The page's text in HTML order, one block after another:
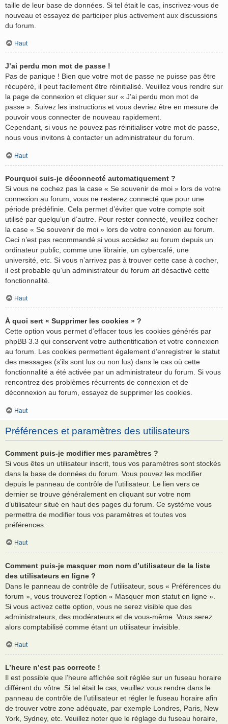
taille de leur base de données. Si tel était le cas, inscrivez-vous de
nouveau et essayez de participer plus activement aux discussions
du forum.
Haut
J’ai perdu mon mot de passe !
Pas de panique ! Bien que votre mot de passe ne puisse pas être
récupéré, il peut facilement être réinitialisé. Veuillez vous rendre sur
la page de connexion et cliquer sur « J’ai perdu mon mot de
passe ». Suivez les instructions et vous devriez être en mesure de
pouvoir vous connecter de nouveau rapidement.
Cependant, si vous ne pouvez pas réinitialiser votre mot de passe,
nous vous invitons à contacter un administrateur du forum.
Haut
Pourquoi suis-je déconnecté automatiquement ?
Si vous ne cochez pas la case « Se souvenir de moi » lors de votre
connexion au forum, vous ne resterez connecté que pour une
période prédéfinie. Cela permet d’éviter que votre compte soit
utilisé par quelqu’un d’autre. Pour rester connecté, veuillez cocher
la case « Se souvenir de moi » lors de votre connexion au forum.
Ceci n’est pas recommandé si vous accédez au forum depuis un
ordinateur public, comme une librairie, un cybercafé, une
université, etc. Si vous n’arrivez pas à trouver cette case à cocher,
il est probable qu’un administrateur du forum ait désactivé cette
fonctionnalité.
Haut
À quoi sert « Supprimer les cookies » ?
Cette option vous permet d’effacer tous les cookies générés par
phpBB 3.3 qui conservent votre authentification et votre connexion
au forum. Les cookies permettent également d’enregistrer le statut
des messages (s’ils sont lus ou non lus) dans le cas où cette
fonctionnalité a été activée par un administrateur du forum. Si vous
rencontrez des problèmes récurrents de connexion et de
déconnexion au forum, essayez de supprimer les cookies.
Haut
Préférences et paramètres des utilisateurs
Comment puis-je modifier mes paramètres ?
Si vous êtes un utilisateur inscrit, tous vos paramètres sont stockés
dans la base de données du forum. Vous pouvez les modifier
depuis le panneau de contrôle de l’utilisateur. Le lien vers ce
dernier se trouve généralement en cliquant sur votre nom
d’utilisateur situé en haut des pages du forum. Ce système vous
permettra de modifier tous vos paramètres et toutes vos
préférences.
Haut
Comment puis-je masquer mon nom d’utilisateur de la liste
des utilisateurs en ligne ?
Dans le panneau de contrôle de l’utilisateur, sous « Préférences du
forum », vous trouverez l’option « Masquer mon statut en ligne ».
Si vous activez cette option, vous ne serez visible que des
administrateurs, des modérateurs et de vous-même. Vous serez
alors comptabilisé comme étant un utilisateur invisible.
Haut
L’heure n’est pas correcte !
Il est possible que l’heure affichée soit réglée sur un fuseau horaire
différent du vôtre. Si tel était le cas, veuillez vous rendre dans le
panneau de contrôle de l’utilisateur et régler le fuseau horaire afin
de trouver votre zone adéquate, par exemple Londres, Paris, New
York, Sydney, etc. Veuillez noter que le réglage du fuseau horaire,